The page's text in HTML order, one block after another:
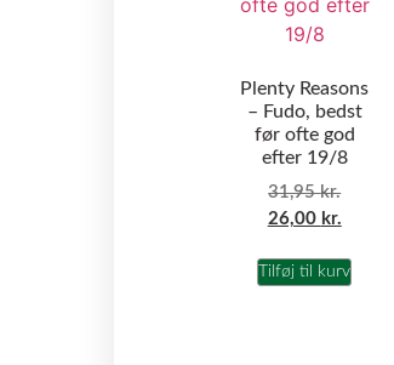
Plenty Reasons
– Fudo, bedst
før ofte god
efter 19/8
31,95kr.
26,00 kr.
Tilføj til kurv